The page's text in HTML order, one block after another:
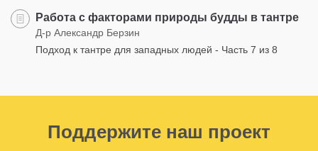
Работа с факторами природы будды в тантре
Д-р Александр Берзин
Подход к тантре для западных людей - Часть 7 из 8
Поддержите наш проект